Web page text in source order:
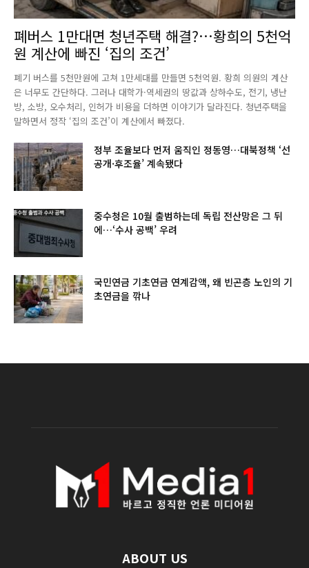
폐버스 1만대면 청년주택 해결?…황희의 5천억
원 계산에 빠진 ‘집의 조건’
폐기 버스를 5천만원에 고쳐 1만세대를 만들면 5천억원. 황희 의원의 계산
은 너무도 간단하다. 그러나 대학가·역세권의 땅값과 상하수도, 전기, 냉난
방, 소방, 오수처리, 인허가 비용을 더하면 이야기가 달라진다. 청년주택을
말하면서 정작 ‘집의 조건’이 계산에서 빠졌다.
정부 조율보다 먼저 움직인 정동영…대북정책 ‘선
공개·후조율’ 계속됐다
중수청은 10월 출범하는데 독립 전산망은 그 뒤
에…‘수사 공백’ 우려
국민연금 기초연금 연계감액, 왜 빈곤층 노인의 기
초연금을 깎나
ABOUT US